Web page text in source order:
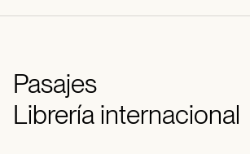
Pasajes
Librería internacional